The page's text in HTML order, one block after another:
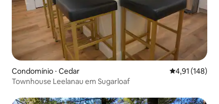
Condomínio ⋅ Cedar 4,91 de uma
4,91 (148)
Townhouse Leelanau em Sugarloaf